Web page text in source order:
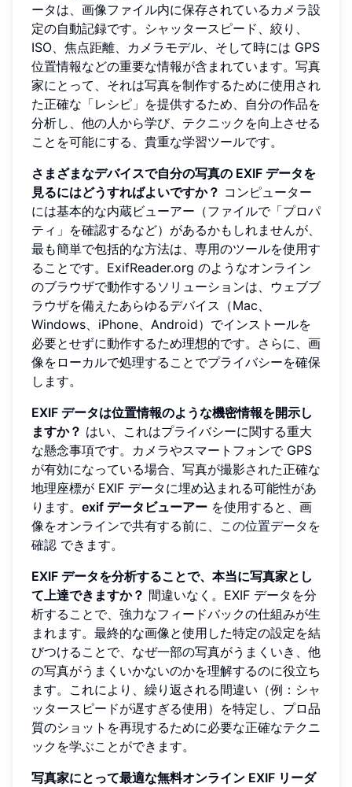
ータは、画像ファイル内に保存されているカメラ設
定の自動記録です。シャッタースピード、絞り、
ISO、焦点距離、カメラモデル、そして時には GPS
位置情報などの重要な情報が含まれています。写真
家にとって、それは写真を制作するために使用され
た正確な「レシピ」を提供するため、自分の作品を
分析し、他の人から学び、テクニックを向上させる
ことを可能にする、貴重な学習ツールです。
さまざまなデバイスで自分の写真の EXIF データを
見るにはどうすればよいですか？ コンピューター
には基本的な内蔵ビューアー（ファイルで「プロパ
ティ」を確認するなど）があるかもしれませんが、
最も簡単で包括的な方法は、専用のツールを使用す
ることです。ExifReader.org のようなオンライン
のブラウザで動作するソリューションは、ウェブブ
ラウザを備えたあらゆるデバイス（Mac、
Windows、iPhone、Android）でインストールを
必要とせずに動作するため理想的です。さらに、画
像をローカルで処理することでプライバシーを確保
します。
EXIF データは位置情報のような機密情報を開示し
ますか？ はい、これはプライバシーに関する重大
な懸念事項です。カメラやスマートフォンで GPS
が有効になっている場合、写真が撮影された正確な
地理座標が EXIF データに埋め込まれる可能性があ
ります。 exif データビューアー を使用すると、画
像をオンラインで共有する前に、 この位置データを
確認 できます。
EXIF データを分析することで、本当に写真家とし
て上達できますか？ 間違いなく。EXIF データを分
析することで、強力なフィードバックの仕組みが生
まれます。最終的な画像と使用した特定の設定を結
びつけることで、なぜ一部の写真がうまくいき、他
の写真がうまくいかないのかを理解するのに役立ち
ます。これにより、繰り返される間違い（例：シャ
ッタースピードが遅すぎる使用）を特定し、プロ品
質のショットを再現するために必要な正確なテクニ
ックを学ぶことができます。
写真家にとって最適な無料オンライン EXIF リーダ